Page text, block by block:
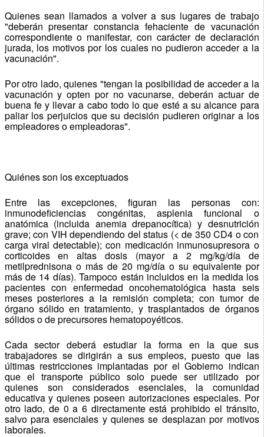
Quienes sean llamados a volver a sus lugares de trabajo
"deberán presentar constancia fehaciente de vacunación
correspondiente o manifestar, con carácter de declaración
jurada, los motivos por los cuales no pudieron acceder a la
vacunación".
Por otro lado, quienes "tengan la posibilidad de acceder a la
vacunación y opten por no vacunarse, deberán actuar de
buena fe y llevar a cabo todo lo que esté a su alcance para
paliar los perjuicios que su decisión pudieren originar a los
empleadores o empleadoras".
Quiénes son los exceptuados
Entre las excepciones, figuran las personas con:
inmunodeficiencias congénitas, asplenia funcional o
anatómica (incluida anemia drepanocítica) y desnutrición
grave; con VIH dependiendo del status (< de 350 CD4 o con
carga viral detectable); con medicación inmunosupresora o
corticoides en altas dosis (mayor a 2 mg/kg/día de
metilprednisona o más de 20 mg/día o su equivalente por
más de 14 días). Tampoco están incluidos en la medida los
pacientes con enfermedad oncohematológica hasta seis
meses posteriores a la remisión completa; con tumor de
órgano sólido en tratamiento, y trasplantados de órganos
sólidos o de precursores hematopoyéticos.
Cada sector deberá estudiar la forma en la que sus
trabajadores se dirigirán a sus empleos, puesto que las
últimas restricciones implantadas por el Gobierno indican
que el transporte público solo puede ser utilizado por
quienes son considerados esenciales, la comunidad
educativa y quienes poseen autorizaciones especiales. Por
otro lado, de 0 a 6 directamente está prohibido el tránsito,
salvo para esenciales y quienes se desplazan por motivos
laborales.